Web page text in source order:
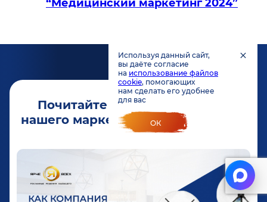
“Медицинский маркетинг 2024”
Почитайте подробные кейсы
нашего маркетингового агентства
Используя данный сайт,
вы даёте согласие
на использование файлов
cookie, помогающих
нам сделать его удобнее
для вас
ОК